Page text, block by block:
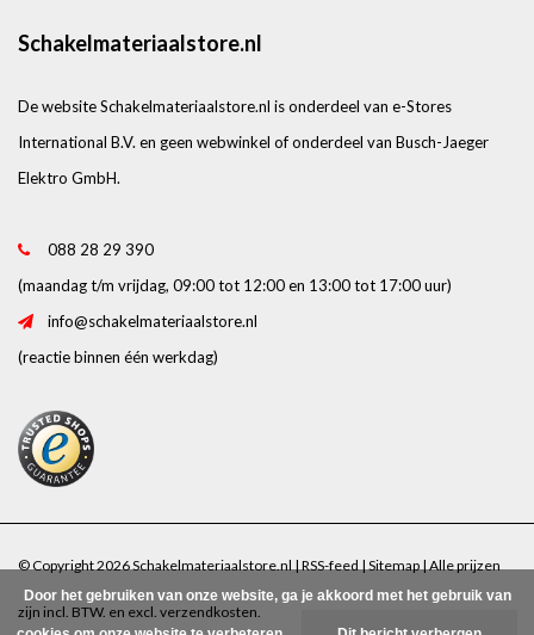
Schakelmateriaalstore.nl
De website Schakelmateriaalstore.nl is onderdeel van e-Stores
International B.V. en geen webwinkel of onderdeel van Busch-Jaeger
Elektro GmbH.
088 28 29 390
(maandag t/m vrijdag, 09:00 tot 12:00 en 13:00 tot 17:00 uur)
info@schakelmateriaalstore.nl
(reactie binnen één werkdag)
© Copyright 2026 Schakelmateriaalstore.nl |RSS-feed|Sitemap| Alle prijzen
zijn incl. BTW. en excl. verzendkosten.
Door het gebruiken van onze website, ga je akkoord met het gebruik van